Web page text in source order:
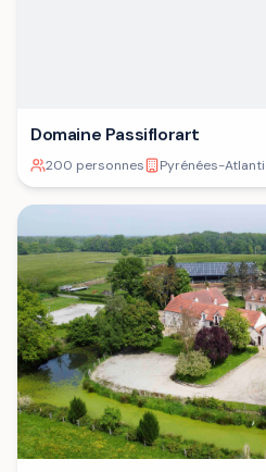
Domaine Passiflorart
200 personnes Pyrénées-